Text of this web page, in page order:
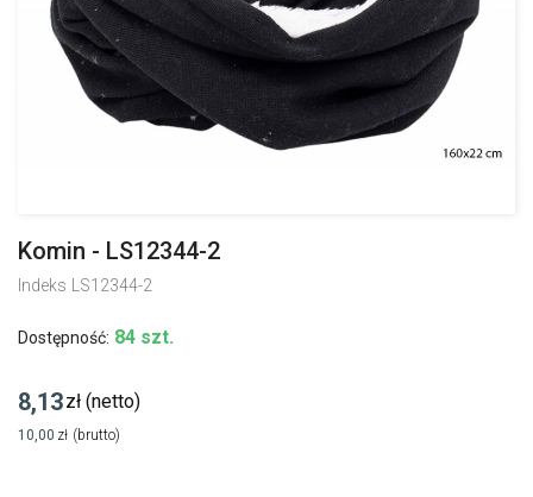
Komin - LS12344-2
Indeks LS12344-2
Dostępność: 84 szt.
8,13zł (netto)
10,00 zł (brutto)